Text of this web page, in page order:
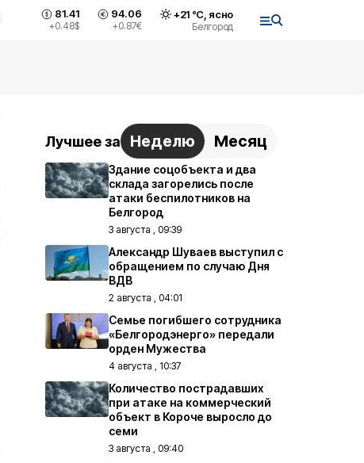
81.41
+0.48$
94.06
+0.87€
+21°С, ясно
Белгород
Лучшее за Неделю Месяц
Здание соцобъекта и два
склада загорелись после
атаки беспилотников на
Белгород
3 августа , 09:39
Александр Шуваев выступил с
обращением по случаю Дня
ВДВ
2 августа , 04:01
Семье погибшего сотрудника
«Белгородэнерго» передали
орден Мужества
4 августа , 10:37
Количество пострадавших
при атаке на коммерческий
объект в Короче выросло до
семи
3 августа , 09:40